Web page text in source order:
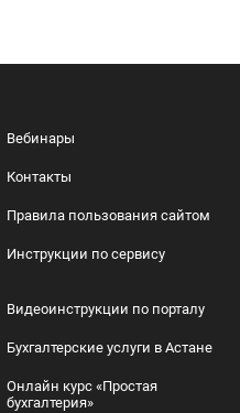
Вебинары
Контакты
Правила пользования сайтом
Инструкции по сервису
Видеоинструкции по порталу
Бухгалтерские услуги в Астане
Онлайн курс «Простая
бухгалтерия»